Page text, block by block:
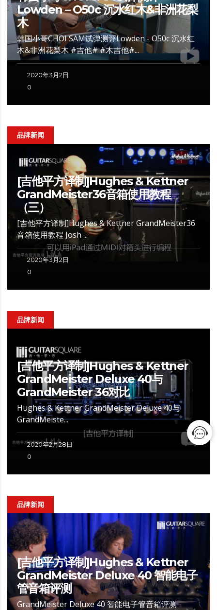
Lowden – O50c 沉水红木&非洲花梨
木
韩国小哥CHOI SAM试弹测评Lowden - O50c 沉水红
木&非洲花梨木 #吉他# #木吉他#...
2020年3月2日
0
品牌新闻
[吉他平方译制]Hughes & Kettner
GrandMeister36音箱使用教程
（三）
[吉他平方译制]Hughes & Kettner GrandMeister36
音箱使用教程 Josh ...
2020年3月2日
0
品牌新闻
[吉他平方译制]Hughes & Kettner
GrandMeister Deluxe 40与
GrandMeister 36对比
Hughes & Kettner GrandMeister Deluxe 40与
GrandMeiste...
2020年2月28日
0
品牌新闻
[吉他平方译制]Hughes & Kettner
GrandMeister Deluxe 40 智能电子
管音箱评测
GrandMeister Deluxe 40 智能电子管音箱评测